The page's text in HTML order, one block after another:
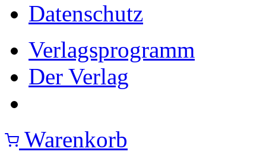
Datenschutz
Verlagsprogramm
Der Verlag
Warenkorb